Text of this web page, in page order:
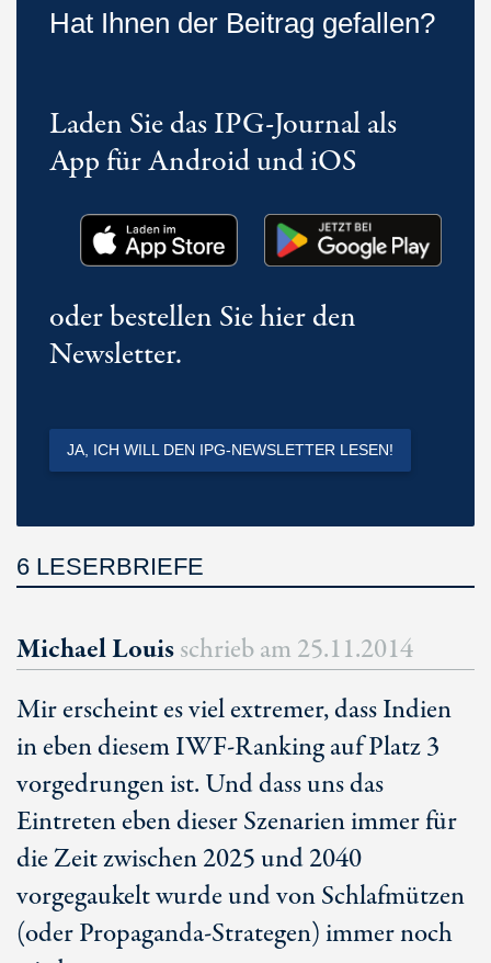
Hat Ihnen der Beitrag gefallen?
Laden Sie das IPG-Journal als
App für Android und iOS
oder bestellen Sie hier den
Newsletter.
JA, ICH WILL DEN IPG-NEWSLETTER LESEN!
6 LESERBRIEFE
Michael Louisschrieb am 25.11.2014
Mir erscheint es viel extremer, dass Indien
in eben diesem IWF-Ranking auf Platz 3
vorgedrungen ist. Und dass uns das
Eintreten eben dieser Szenarien immer für
die Zeit zwischen 2025 und 2040
vorgegaukelt wurde und von Schlafmützen
(oder Propaganda-Strategen) immer noch